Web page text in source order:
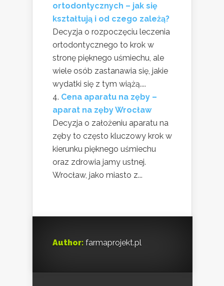
ortodontycznych – jak się
kształtują i od czego zależą?
Decyzja o rozpoczęciu leczenia
ortodontycznego to krok w
stronę pięknego uśmiechu, ale
wiele osób zastanawia się, jakie
wydatki się z tym wiążą....
Cena aparatu na zęby –
aparat na zęby Wrocław
Decyzja o założeniu aparatu na
zęby to często kluczowy krok w
kierunku pięknego uśmiechu
oraz zdrowia jamy ustnej.
Wrocław, jako miasto z...
Author: farmaprojekt.pl